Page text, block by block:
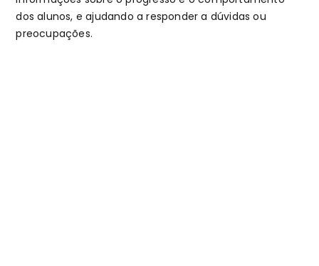
dos alunos, e ajudando a responder a dúvidas ou
preocupações.